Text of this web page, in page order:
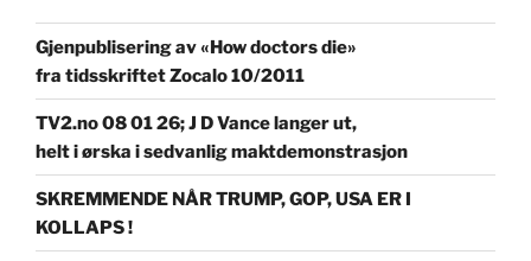
Gjenpublisering av «How doctors die»
fra tidsskriftet Zocalo 10/2011
TV2.no 08 01 26; J D Vance langer ut,
helt i ørska i sedvanlig maktdemonstrasjon
SKREMMENDE NÅR TRUMP, GOP, USA ER I
KOLLAPS !